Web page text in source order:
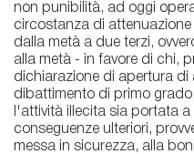
non punibilità, ad oggi
circostanza di attenuazione
dalla metà a due terzi,
alla metà - in favore di chi,
dichiarazione di apertura di
dibattimento di primo
l'attività illecita sia portata a
conseguenze ulteriori,
messa in sicurezza, alla